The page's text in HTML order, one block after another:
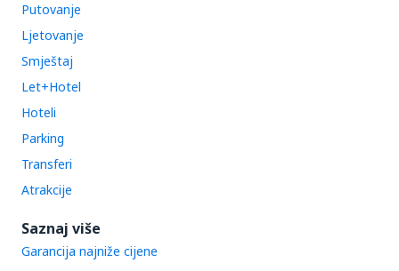
Putovanje
Ljetovanje
Smještaj
Let+Hotel
Hoteli
Parking
Transferi
Atrakcije
Saznaj više
Garancija najniže cijene